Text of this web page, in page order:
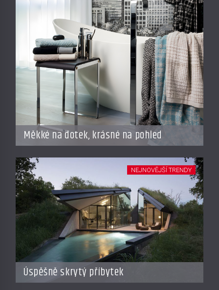
Měkké na dotek, krásné na pohled
Úspěšně skrytý příbytek
NEJNOVĚJŠÍ TRENDY